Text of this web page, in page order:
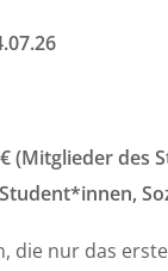
(Mitglieder des
die nur das